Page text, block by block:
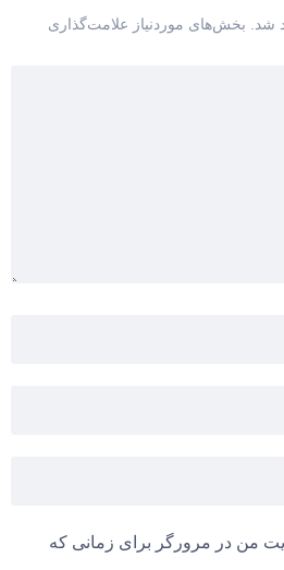
شد.
بخش‌های موردنیاز علامت‌گذاری
من در مرورگر برای زمانی که